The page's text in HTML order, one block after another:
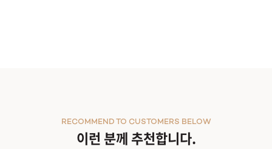
이런 분께 추천합니다.
RECOMMEND TO CUSTOMERS BELOW